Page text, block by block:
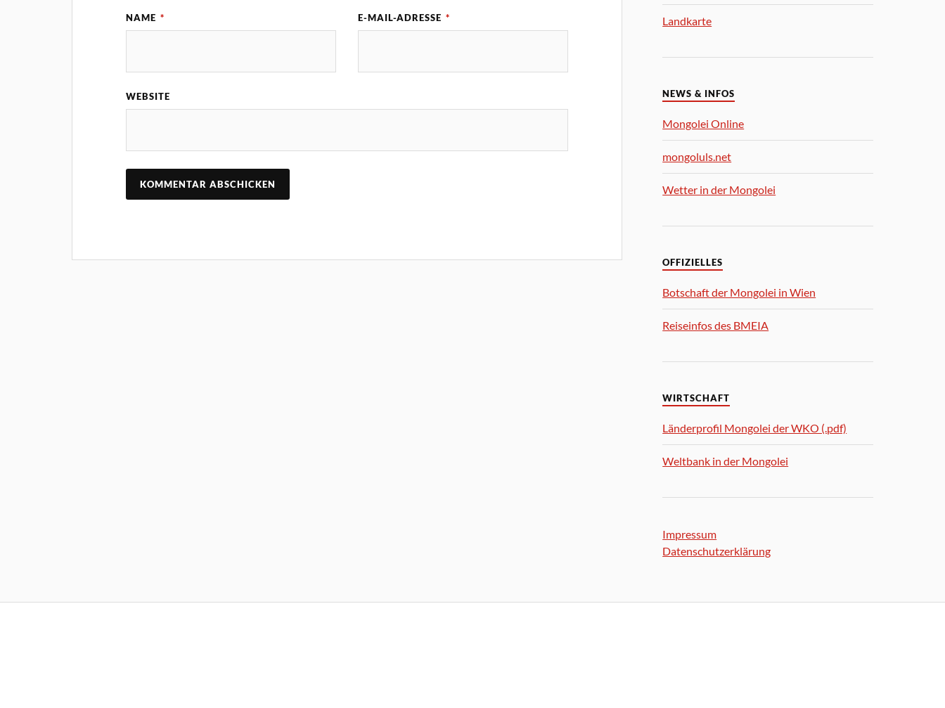
NAME * E-MAIL-ADRESSE *
WEBSITE
Landkarte
NEWS & INFOS
Mongolei Online
mongoluls.net
Wetter in der Mongolei
OFFIZIELLES
Botschaft der Mongolei in Wien
Reiseinfos des BMEIA
WIRTSCHAFT
Länderprofil Mongolei der WKO (.pdf)
Weltbank in der Mongolei
Impressum
Datenschutzerklärung